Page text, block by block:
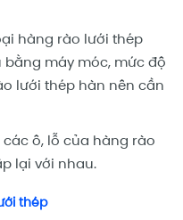
hàng rào lưới thép
máy móc, mức độ
lưới thép hàn nên cần
ô, lỗ của hàng rào
lại với nhau.